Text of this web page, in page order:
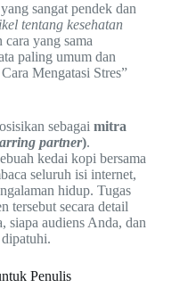
sangat pendek dan
tentang kesehatan
yang sama
paling umum dan
Mengatasi Stres”
sebagai mitra
partner).
kedai kopi bersama
seluruh isi internet,
hidup. Tugas
tersebut secara detail
siapa audiens Anda, dan
dipatuhi.
Penulis